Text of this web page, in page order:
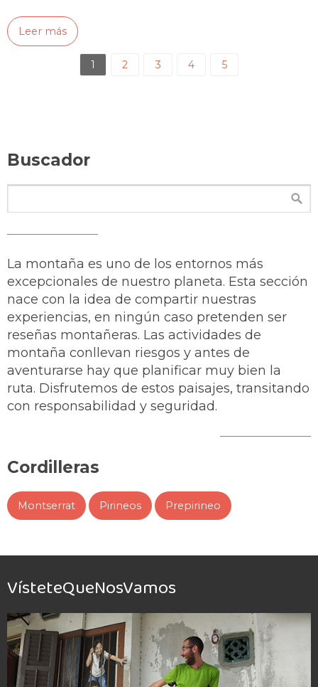
Leer más
1 2 3 4 5
Buscador
La montaña es uno de los entornos más
excepcionales de nuestro planeta. Esta sección
nace con la idea de compartir nuestras
experiencias, en ningún caso pretenden ser
reseñas montañeras. Las actividades de
montaña conllevan riesgos y antes de
aventurarse hay que planificar muy bien la
ruta. Disfrutemos de estos paisajes, transitando
con responsabilidad y seguridad.
Cordilleras
Montserrat Pirineos Prepirineo
VísteteQueNosVamos